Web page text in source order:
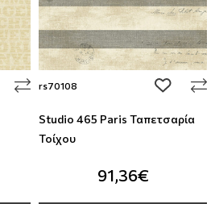
to wishlist
rs70108 add to
Studio 465 Paris Ταπετσαρία
Τοίχου
91,36€